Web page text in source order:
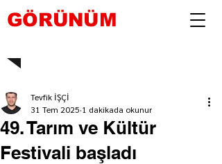
GÖRÜNÜM
49. Tarım ve Kültür
Festivali başladı
Tevfik İŞÇİ
31 Tem 2025 1 dakikada okunur